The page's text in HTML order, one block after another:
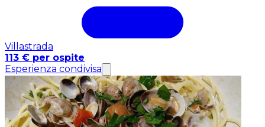
Villastrada
113 € per ospite
Esperienza condivisa